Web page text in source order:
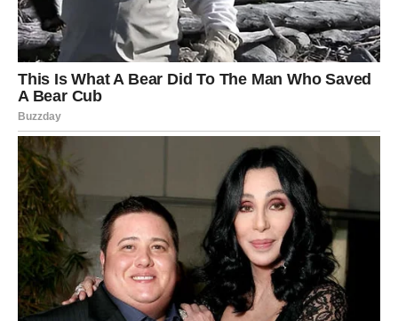
VRIJEME JE DA KONAČNO
POČNETE MISLITI VIŠE NA
SEBE
Previše ste energije trošili pokušavajući pomoći drugima
i održati odnose koji su vas iscrpljivali.
Često ste zaboravljali vlastite potrebe samo da biste
izbjegli sukobe ili razočaranja.
Ali zvijezde vam sada jasno poručuju — ne možete
pronaći sreću ako stalno zaboravljate sebe.